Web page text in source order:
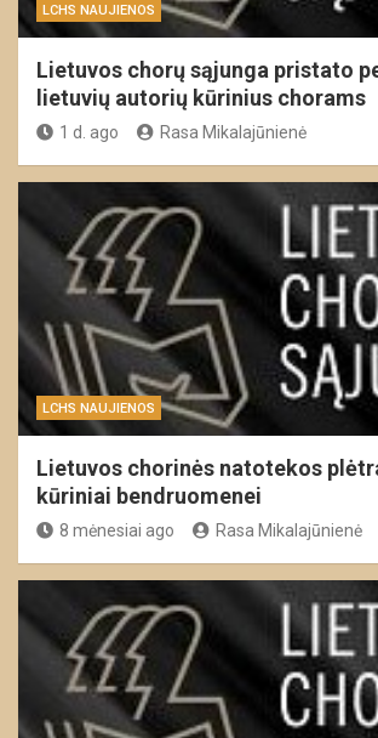
LCHS NAUJIENOS
Lietuvos chorų sąjunga pristato
lietuvių autorių kūrinius chorams
1 d. ago Rasa Mikalajūnienė
LCHS NAUJIENOS
Lietuvos chorinės natotekos
kūriniai bendruomenei
8 mėnesiai ago Rasa Mikalajūnienė